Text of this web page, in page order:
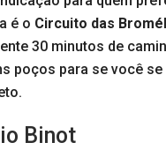
é o Circuito das
30 minutos de
poços para se você
Binot